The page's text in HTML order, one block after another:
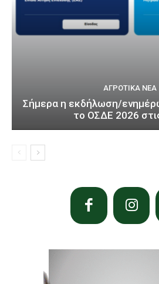
ΑΓΡΟΤΙΚΆ ΝΈΑ
Σήμερα η εκδήλωση/
το ΟΣΔΕ 2026